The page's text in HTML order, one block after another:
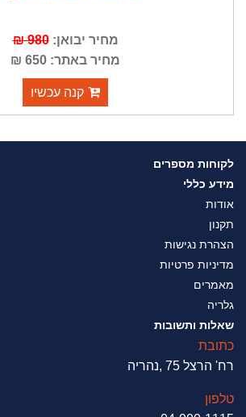
מחיר יבואן:980 ₪
מחיר באתר: 650 ₪
קנה עכשיו
לקוחות מספרים
מידע כללי
אודות
תקנון
הצהרת נגישות
מדיניות פרטיות
מאמרים
גלריה
שאלות ותשובות
כתובת
רח' הרצל 75 ,נהריה
טלפון